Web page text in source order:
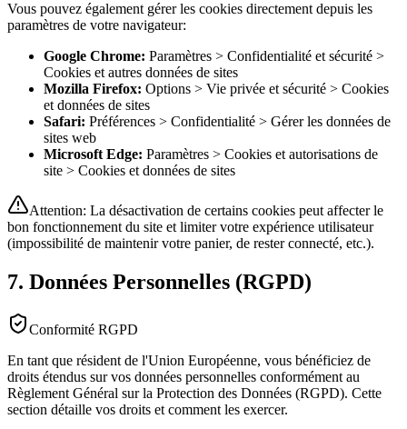
Vous pouvez également gérer les cookies directement depuis les
paramètres de votre navigateur:
Google Chrome: Paramètres > Confidentialité et sécurité >
Cookies et autres données de sites
Mozilla Firefox: Options > Vie privée et sécurité > Cookies
et données de sites
Safari: Préférences > Confidentialité > Gérer les données de
sites web
Microsoft Edge: Paramètres > Cookies et autorisations de
site > Cookies et données de sites
Attention: La désactivation de certains cookies peut affecter le
bon fonctionnement du site et limiter votre expérience utilisateur
(impossibilité de maintenir votre panier, de rester connecté, etc.).
7. Données Personnelles (RGPD)
Conformité RGPD
En tant que résident de l'Union Européenne, vous bénéficiez de
droits étendus sur vos données personnelles conformément au
Règlement Général sur la Protection des Données (RGPD). Cette
section détaille vos droits et comment les exercer.